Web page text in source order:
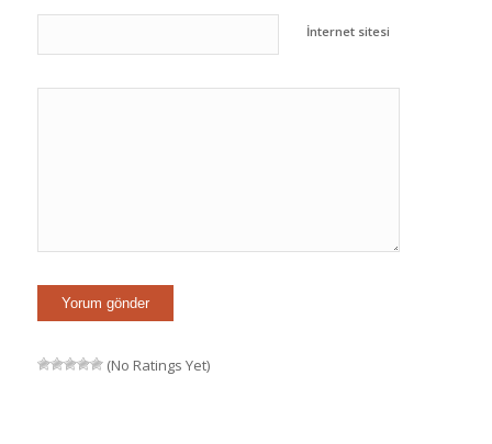
İnternet sitesi
(No Ratings Yet)